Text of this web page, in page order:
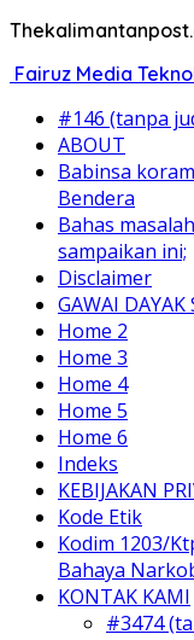
Fairuz Media
#146 (tanpa
ABOUT
Babinsa
Bendera
Bahas
sampaikan ini;
Disclaimer
GAWAI
Home 2
Home 3
Home 4
Home 5
Home 6
Indeks
KEBIJAKAN
Kode Etik
Kodim 1203/
Bahaya
KONTAK KAMI
#3474